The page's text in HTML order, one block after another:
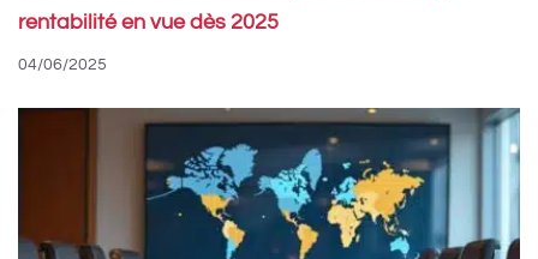
rentabilité en vue dès 2025
04/06/2025